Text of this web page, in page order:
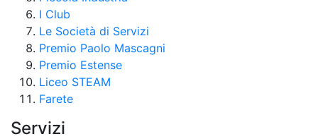
I Club
Le Società di Servizi
Premio Paolo Mascagni
Premio Estense
Liceo STEAM
Farete
Servizi